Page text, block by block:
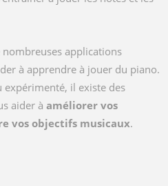
applications
à apprendre à jouer du piano.
expérimenté, il existe des
aider à améliorer vos
vos objectifs musicaux.